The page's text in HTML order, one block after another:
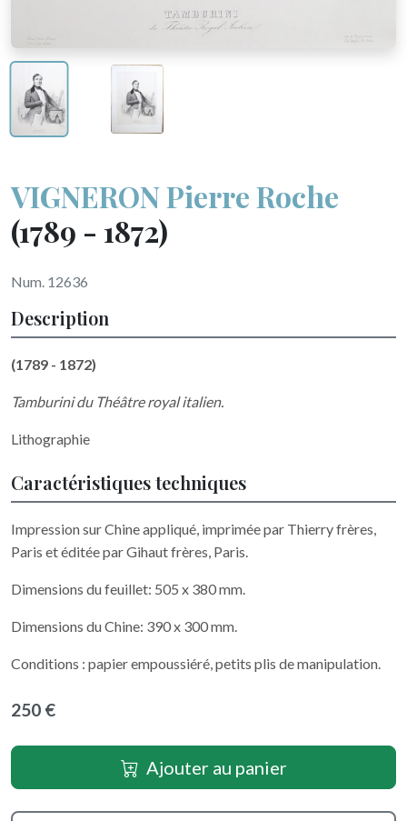
VIGNERON Pierre Roche
(1789 - 1872)
Num. 12636
Description
(1789 - 1872)
Tamburini du Théâtre royal italien.
Lithographie
Caractéristiques techniques
Impression sur Chine appliqué, imprimée par Thierry frères,
Paris et éditée par Gihaut frères, Paris.
Dimensions du feuillet: 505 x 380 mm.
Dimensions du Chine: 390 x 300 mm.
Conditions : papier empoussiéré, petits plis de manipulation.
250 €
Ajouter au panier